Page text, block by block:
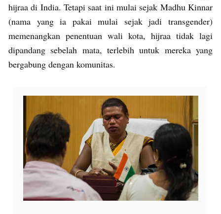
hijraa di India. Tetapi saat ini mulai sejak Madhu Kinnar
(nama yang ia pakai mulai sejak jadi transgender)
memenangkan penentuan wali kota, hijraa tidak lagi
dipandang sebelah mata, terlebih untuk mereka yang
bergabung dengan komunitas.